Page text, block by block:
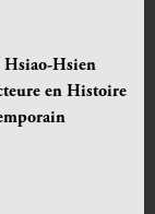
Hsiao-Hsien
en Histoire